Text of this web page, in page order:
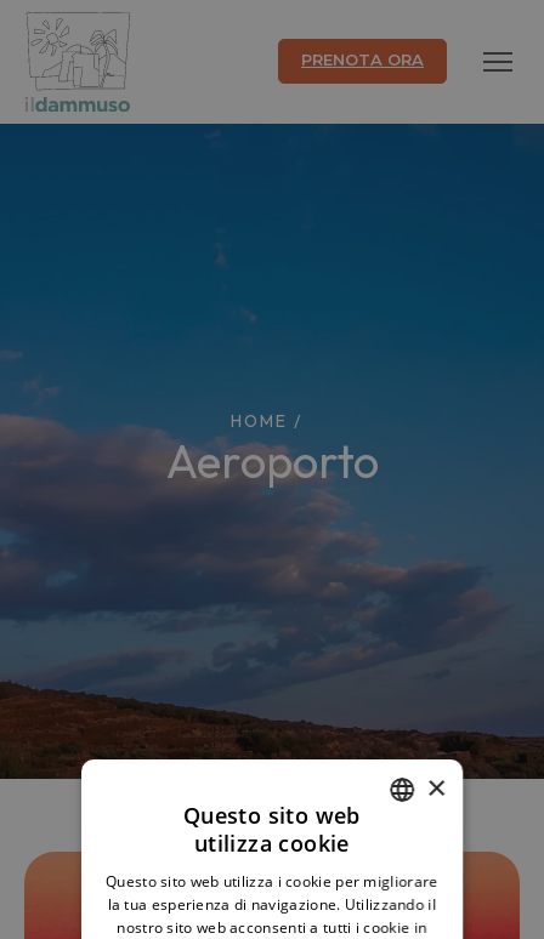
PRENOTA ORA
HOME /
aeroporto
ENGLISH
×
Questo sito web
utilizza cookie
Questo sito web utilizza i cookie per migliorare
la tua esperienza di navigazione. Utilizzando il
nostro sito web acconsenti a tutti i cookie in